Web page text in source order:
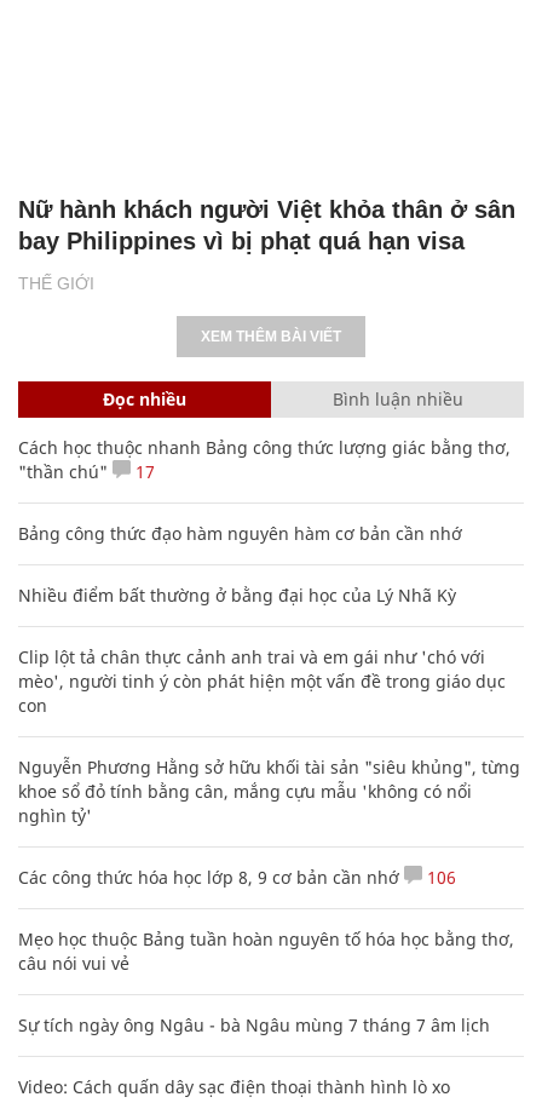
THẾ GIỚI
Nữ hành khách người Việt khỏa thân ở sân
bay Philippines vì bị phạt quá hạn visa
XEM THÊM BÀI VIẾT
Đọc nhiều Bình luận nhiều
Cách học thuộc nhanh Bảng công thức lượng giác bằng thơ,
"thần chú"
17
Bảng công thức đạo hàm nguyên hàm cơ bản cần nhớ
Nhiều điểm bất thường ở bằng đại học của Lý Nhã Kỳ
Clip lột tả chân thực cảnh anh trai và em gái như 'chó với
mèo', người tinh ý còn phát hiện một vấn đề trong giáo dục
con
Nguyễn Phương Hằng sở hữu khối tài sản "siêu khủng", từng
khoe sổ đỏ tính bằng cân, mắng cựu mẫu 'không có nổi
nghìn tỷ'
Các công thức hóa học lớp 8, 9 cơ bản cần nhớ 106
Mẹo học thuộc Bảng tuần hoàn nguyên tố hóa học bằng thơ,
câu nói vui vẻ
Sự tích ngày ông Ngâu - bà Ngâu mùng 7 tháng 7 âm lịch
Video: Cách quấn dây sạc điện thoại thành hình lò xo